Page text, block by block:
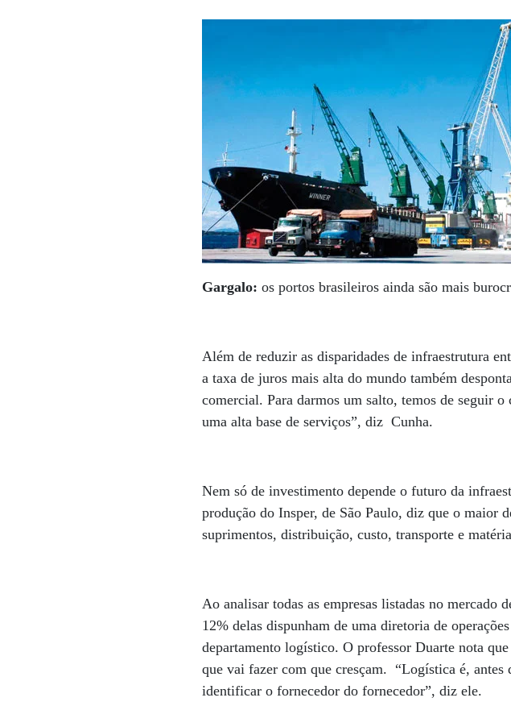
Gargalo: os portos brasileiros ainda são mais
Além de reduzir as disparidades de infraestrutura
a taxa de juros mais alta do mundo também
comercial. Para darmos um salto, temos de seguir
uma alta base de serviços”, diz Cunha.
Nem só de investimento depende o futuro da
produção do Insper, de São Paulo, diz que o maior
suprimentos, distribuição, custo, transporte e
Ao analisar todas as empresas listadas no mercado
12% delas dispunham de uma diretoria de
departamento logístico. O professor Duarte nota
que vai fazer com que cresçam. “Logística é, antes
identificar o fornecedor do fornecedor”, diz ele.